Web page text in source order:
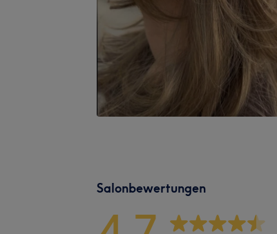
Salonbewertungen